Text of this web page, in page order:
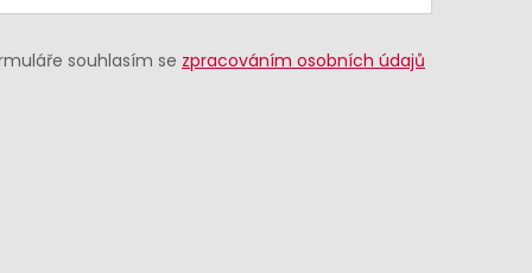
souhlasím se zpracováním osobních údajů